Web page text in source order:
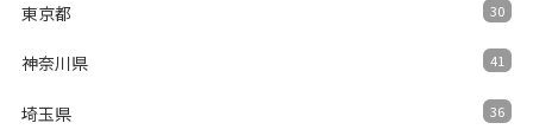
東京都 30
神奈川県 41
埼玉県 36